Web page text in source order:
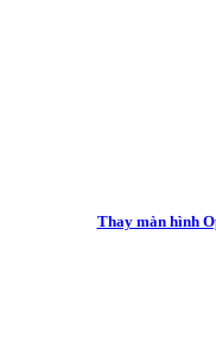
Thay màn hình